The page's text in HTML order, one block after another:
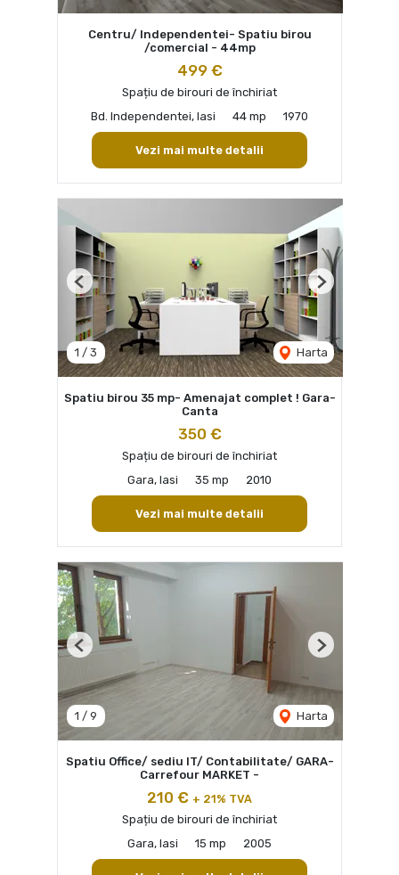
Centru/ Independentei- Spatiu birou
/comercial - 44mp
499 €
Spațiu de birouri de închiriat
Bd. Independentei, Iasi
44 mp 1970
Vezi mai multe detalii
1 / 3 Harta
Previous Next
Spatiu birou 35 mp- Amenajat complet ! Gara-
Canta
350 €
Spațiu de birouri de închiriat
Gara, Iasi
35 mp 2010
Vezi mai multe detalii
1 / 9 Harta
Previous Next
Spatiu Office/ sediu IT/ Contabilitate/ GARA-
Carrefour MARKET -
210 € + 21% TVA
Spațiu de birouri de închiriat
Gara, Iasi
15 mp 2005